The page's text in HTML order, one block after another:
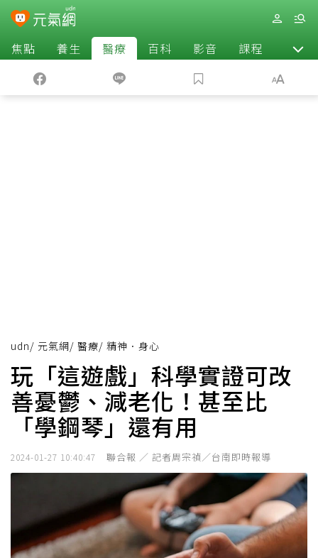
焦點 養生 醫療 百科 影音 課程 退休
udn/ 元氣網/ 醫療/ 精神．身心
玩「這遊戲」科學實證可改
善憂鬱、減老化！甚至比
「學鋼琴」還有用
2024-01-27 10:40:47 聯合報 ／ 記者周宗禎／台南即時報導